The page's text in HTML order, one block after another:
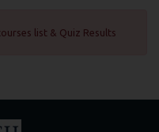
list & Quiz Results